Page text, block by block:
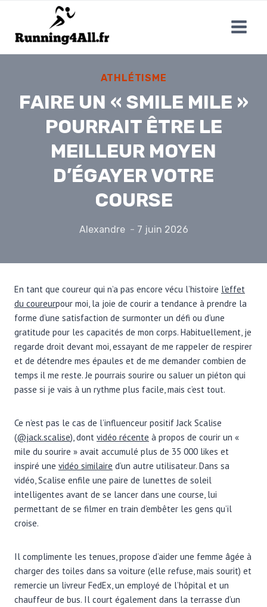
contenu
ATHLÉTISME
FAIRE UN « SMILE MILE »
POURRAIT ÊTRE LE
MEILLEUR MOYEN
D’ÉGAYER VOTRE
COURSE
Alexandre 7 juin 2026
En tant que coureur qui n’a pas encore vécu l’histoire l’effet
du coureurpour moi, la joie de courir a tendance à prendre la
forme d’une satisfaction de surmonter un défi ou d’une
gratitude pour les capacités de mon corps. Habituellement, je
regarde droit devant moi, essayant de me rappeler de respirer
et de détendre mes épaules et de me demander combien de
temps il me reste. Je pourrais sourire ou saluer un piéton qui
passe si je vais à un rythme plus facile, mais c’est tout.
Ce n’est pas le cas de l’influenceur positif Jack Scalise
(@jack.scalise), dont vidéo récente à propos de courir un «
mile du sourire » avait accumulé plus de 35 000 likes et
inspiré une vidéo similaire d’un autre utilisateur. Dans sa
vidéo, Scalise enfile une paire de lunettes de soleil
intelligentes avant de se lancer dans une course, lui
permettant de se filmer en train d’embêter les gens qu’il
croise.
Il complimente les tenues, propose d’aider une femme âgée à
charger des toiles dans sa voiture (elle refuse, mais sourit) et
remercie un livreur FedEx, un employé de l’hôpital et un
chauffeur de bus. Il court également dans la terrasse d’un